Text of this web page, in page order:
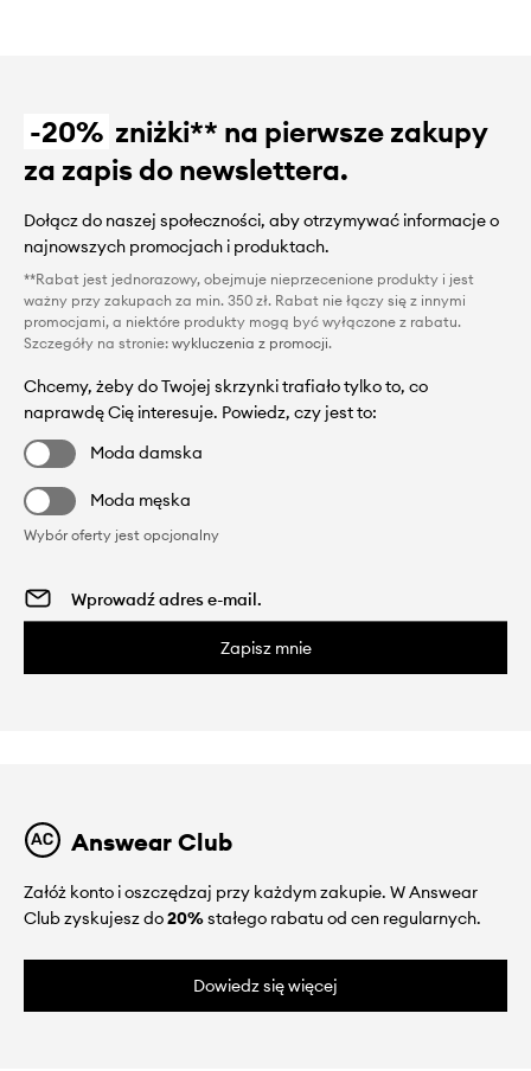
-20% zniżki** na pierwsze zakupy
za zapis do newslettera.
Dołącz do naszej społeczności, aby otrzymywać informacje o
najnowszych promocjach i produktach.
**Rabat jest jednorazowy, obejmuje nieprzecenione produkty i jest
ważny przy zakupach za min. 350 zł. Rabat nie łączy się z innymi
promocjami, a niektóre produkty mogą być wyłączone z rabatu.
Szczegóły na stronie: wykluczenia z promocji.
Chcemy, żeby do Twojej skrzynki trafiało tylko to, co
naprawdę Cię interesuje. Powiedz, czy jest to:
Moda damska
Moda męska
Wybór oferty jest opcjonalny
Zapisz mnie
Answear Club
Załóż konto i oszczędzaj przy każdym zakupie. W Answear
Club zyskujesz do20%stałego rabatu od cen regularnych.
Dowiedz się więcej